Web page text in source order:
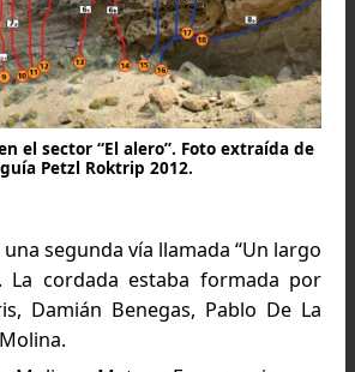
de la chimenea volcánica,
técnica de la época les
Recién en 1993 Damián
alcanzaron la primera
llamó Sueño Lento. En 1996
Grech y el mendocino
a la ruta original. Esta
para el turismo y de la zona
que se fotografiaba el